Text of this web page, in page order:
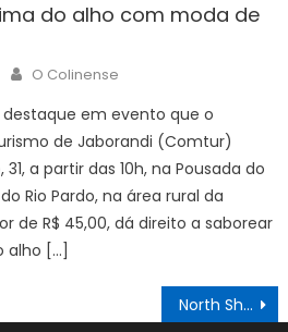
do alho com moda de
Author
O Colinense
em evento que o
de Jaborandi (Comtur)
a partir das 10h, na Pousada do
Rio Pardo, na área rural da
de R$ 45,00, dá direito a saborear
alho […]
North Shopping Barretos recebe cerimônia de premiação de concurso cultural